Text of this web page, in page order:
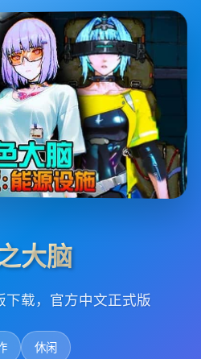
大脑
下载，官方中文正式版
休闲